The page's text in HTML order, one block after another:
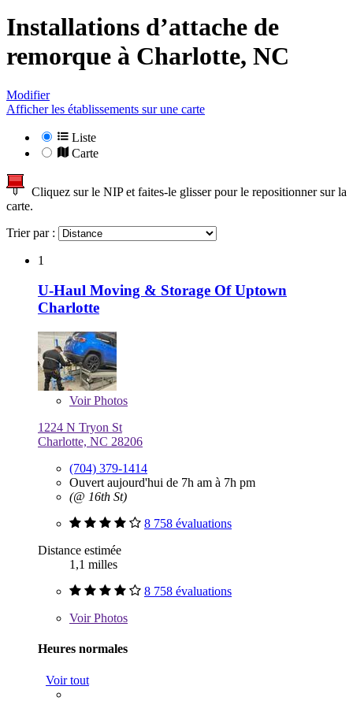
Installations d’attache de
remorque à Charlotte, NC
Modifier
Afficher les établissements sur une carte
Liste
Carte
Cliquez sur le NIP et faites-le glisser pour le repositionner sur la
carte.
Trier par :
1
U-Haul Moving & Storage Of Uptown
Charlotte
VoirPhotos
1224 N Tryon St
Charlotte, NC 28206
(704) 379-1414
Ouvert aujourd'hui de 7h am à 7h pm
(@ 16th St)
8 758 évaluations
Distance estimée
1,1 milles
8 758 évaluations
VoirPhotos
Heures normales
Voir tout